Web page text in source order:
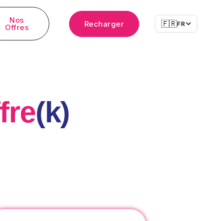
Nos
Offres Recharger 🇫🇷FR
Brandon Drive, Glendale Heights,
(k)